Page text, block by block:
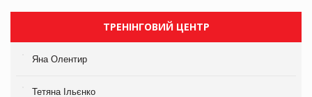
ТРЕНІНГОВИЙ ЦЕНТР
Яна Олентир
Тетяна Ільєнко